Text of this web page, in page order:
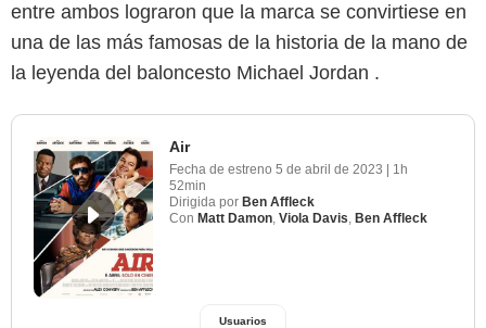
entre ambos lograron que la marca se convirtiese en
una de las más famosas de la historia de la mano de
la leyenda del baloncesto Michael Jordan .
Air
Fecha de estreno 5 de abril de 2023
1h
52min
Dirigida por Ben Affleck
Con Matt Damon, Viola Davis, Ben Affleck
Usuarios